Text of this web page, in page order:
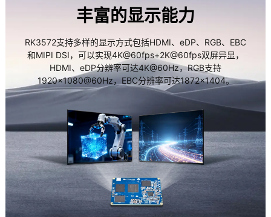
丰富的显示能力
RK3572支持多样的显示方式包括HDMI、eDP、RGB、EBC
和MIPI DSI，可以实现4K@60fps+2K@60fps双屏异显，
HDMI、eDP分辨率可达4K@60Hz，RGB支持
1920×1080@60Hz，EBC分辨率可达1872×1404。